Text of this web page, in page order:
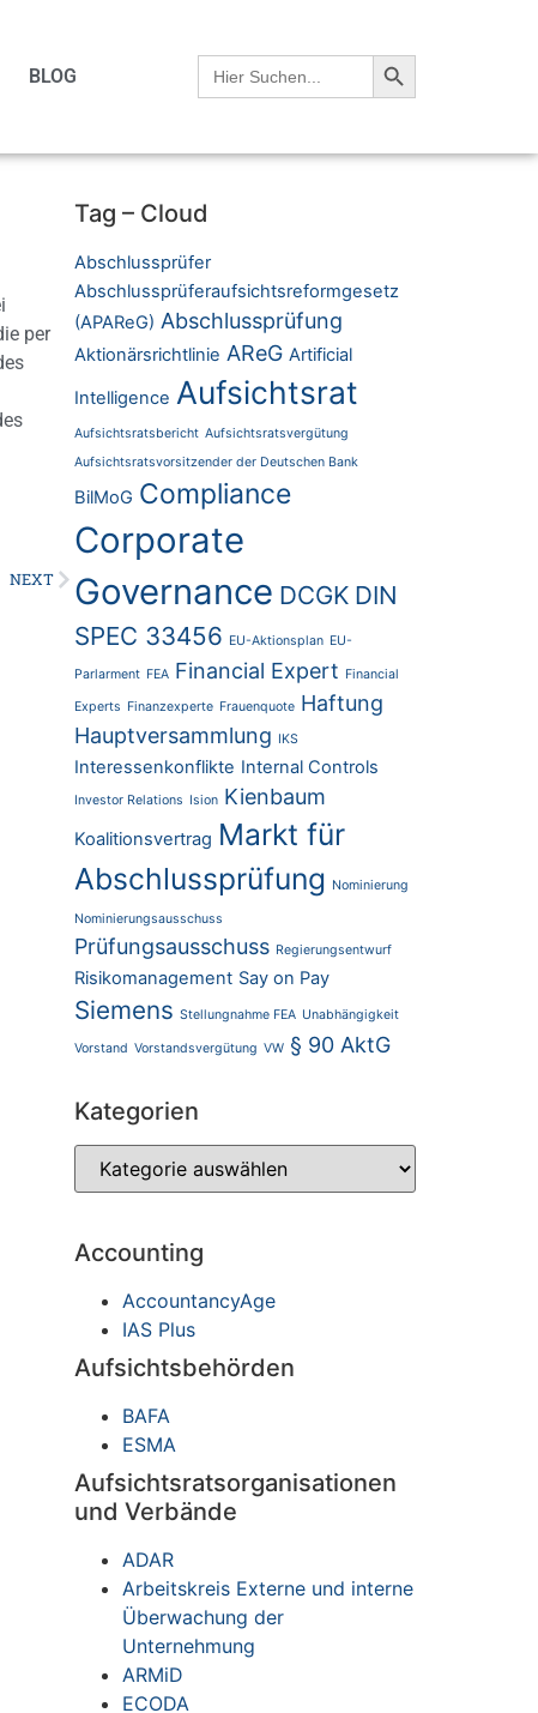
BLOG
Search
for:
Search Button
per
NEXT
Tag – Cloud
Abschlussprüfer
Abschlussprüferaufsichtsreformgesetz
(APAReG) Abschlussprüfung
Aktionärsrichtlinie AReG Artificial
Intelligence Aufsichtsrat
Aufsichtsratsbericht Aufsichtsratsvergütung
Aufsichtsratsvorsitzender der Deutschen Bank
BilMoG Compliance
Corporate
Governance DCGK DIN
SPEC 33456 EU-Aktionsplan EU-
Parlarment FEA Financial Expert Financial
Experts Finanzexperte Frauenquote Haftung
Hauptversammlung IKS
Interessenkonflikte Internal Controls
Investor Relations Ision Kienbaum
Koalitionsvertrag Markt für
Abschlussprüfung Nominierung
Nominierungsausschuss
Prüfungsausschuss Regierungsentwurf
Risikomanagement Say on Pay
Siemens Stellungnahme FEA Unabhängigkeit
Vorstand Vorstandsvergütung VW § 90 AktG
Kategorien
Accounting
AccountancyAge
IAS Plus
Aufsichtsbehörden
BAFA
ESMA
Aufsichtsratsorganisationen
und Verbände
ADAR
Arbeitskreis Externe und interne
Überwachung der
Unternehmung
ARMiD
ECODA